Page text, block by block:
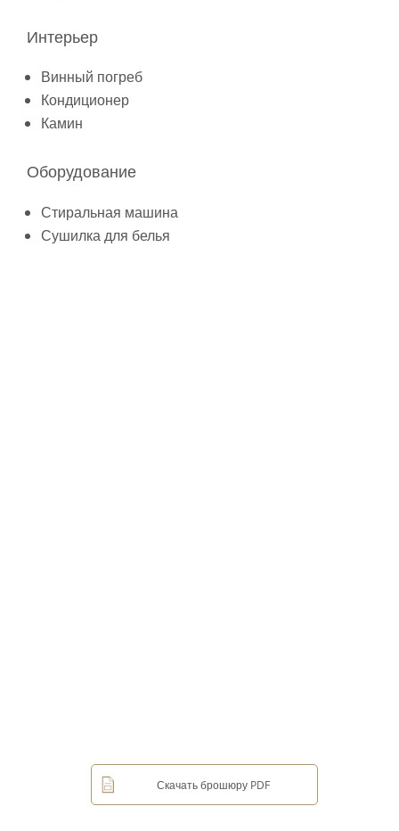
Интерьер
Винный погреб
Кондиционер
Камин
Оборудование
Стиральная машина
Сушилка для белья
Скачать брошюру PDF